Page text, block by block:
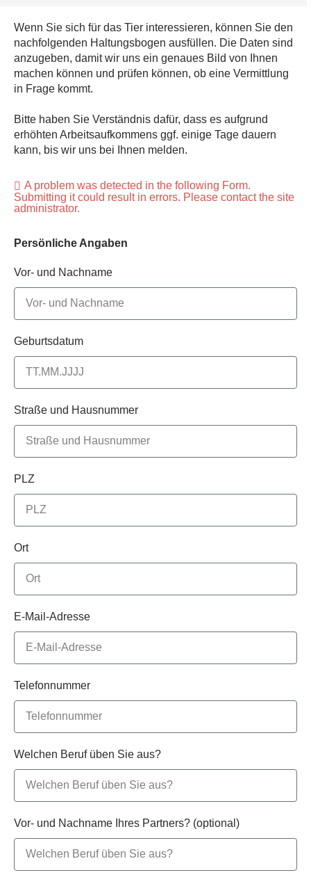
Wenn Sie sich für das Tier interessieren, können Sie den
nachfolgenden Haltungsbogen ausfüllen. Die Daten sind
anzugeben, damit wir uns ein genaues Bild von Ihnen
machen können und prüfen können, ob eine Vermittlung
in Frage kommt.
Bitte haben Sie Verständnis dafür, dass es aufgrund
erhöhten Arbeitsaufkommens ggf. einige Tage dauern
kann, bis wir uns bei Ihnen melden.
A problem was detected in the following Form.
Submitting it could result in errors. Please contact the site
administrator.
Persönliche Angaben
Vor- und Nachname
Geburtsdatum
Straße und Hausnummer
PLZ
Ort
E-Mail-Adresse
Telefonnummer
Welchen Beruf üben Sie aus?
Vor- und Nachname Ihres Partners? (optional)